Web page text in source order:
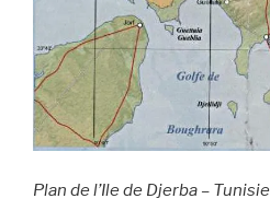
Plan de l’Ile de Djerba – Tunisie